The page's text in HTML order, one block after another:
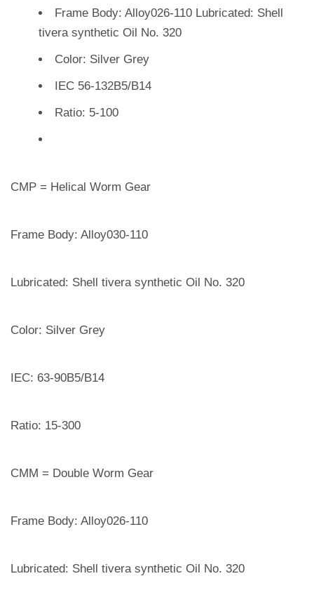
Frame Body: Alloy026-110 Lubricated: Shell
tivera synthetic Oil No. 320
Color: Silver Grey
IEC 56-132B5/B14
Ratio: 5-100
CMP = Helical Worm Gear
Frame Body: Alloy030-110
Lubricated: Shell tivera synthetic Oil No. 320
Color: Silver Grey
IEC: 63-90B5/B14
Ratio: 15-300
CMM = Double Worm Gear
Frame Body: Alloy026-110
Lubricated: Shell tivera synthetic Oil No. 320